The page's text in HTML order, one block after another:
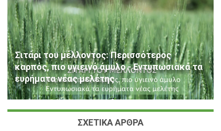
Σιτάρι του μέλλοντος: Περισσότερος
καρπός, πιο υγιεινό άμυλο - Εντυπωσιακά τα
ευρήματα νέας μελέτης
ΣΧΕΤΙΚΑ ΑΡΘΡΑ